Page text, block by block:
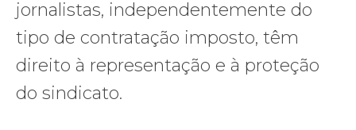
jornalistas, independentemente do
tipo de contratação imposto, têm
direito à representação e à proteção
do sindicato.